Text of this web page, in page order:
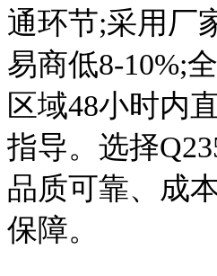
通环节;采用厂
易商低8-10%;
区域48小时内
指导。选择
品质可靠、成
保障。